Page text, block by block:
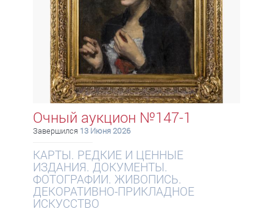
Очный аукцион №147-1
Завершился 13 Июня 2026
КАРТЫ. РЕДКИЕ И ЦЕННЫЕ
ИЗДАНИЯ. ДОКУМЕНТЫ.
ФОТОГРАФИИ. ЖИВОПИСЬ.
ДЕКОРАТИВНО-ПРИКЛАДНОЕ
ИСКУССТВО